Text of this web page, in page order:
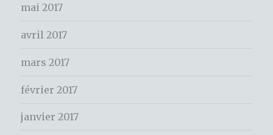
mai 2017
avril 2017
mars 2017
février 2017
janvier 2017